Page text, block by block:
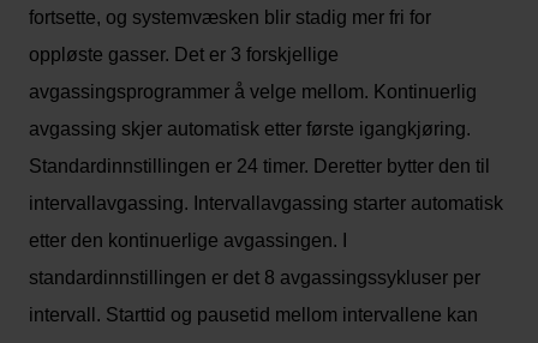
fortsette, og systemvæsken blir stadig mer fri for
oppløste gasser. Det er 3 forskjellige
avgassingsprogrammer å velge mellom. Kontinuerlig
avgassing skjer automatisk etter første igangkjøring.
Standardinnstillingen er 24 timer. Deretter bytter den til
intervallavgassing. Intervallavgassing starter automatisk
etter den kontinuerlige avgassingen. I
standardinnstillingen er det 8 avgassingssykluser per
intervall. Starttid og pausetid mellom intervallene kan